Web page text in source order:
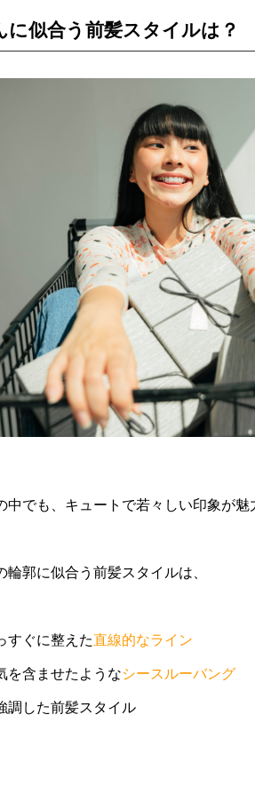
に似合う前髪スタイルは？
中でも、キュートで若々しい印象が魅
輪郭に似合う前髪スタイルは、
すぐに整えた直線的なライン
を含ませたようなシースルーバング
調した前髪スタイル